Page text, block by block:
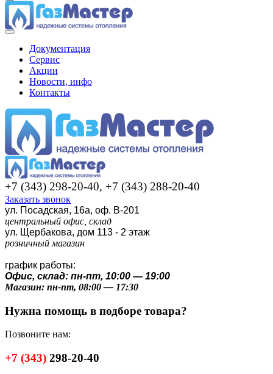
Документация
Сервис
Акции
Новости, инфо
Контакты
+7 (343) 298-20-40, +7 (343) 288-20-40
Заказать звонок
ул. Посадская, 16а, оф. В-201
центральный офис, склад
ул. Щербакова, дом 113 - 2 этаж
розничный магазин
график работы:
Офис, склад: пн-пт, 10:00 — 19:00
Магазин: пн-пт, 08:00 — 17:30
Нужна помощь в подборе товара?
Позвоните нам:
+7 (343) 298-20-40